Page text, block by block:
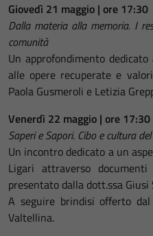
Giovedì 21 maggio | ore 17:30
Dalla materia alla memoria. I
comunità
Un approfondimento
alle opere recuperate e
Paola Gusmeroli e Letizia
Venerdì 22 maggio | ore 17:30
Saperi e Sapori. Cibo e cultura
Un incontro dedicato a un
Ligari attraverso
presentato dalla dott.ssa Giusi
A seguire brindisi offerto
Valtellina.